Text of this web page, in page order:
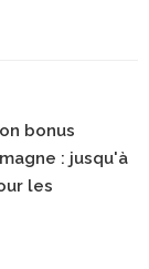
bonus
: jusqu'à
les